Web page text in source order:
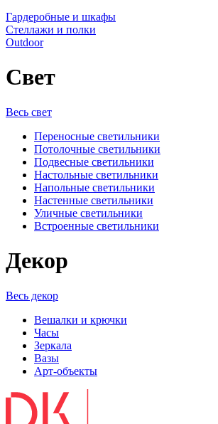
Гардеробные и шкафы
Стеллажи и полки
Outdoor
Свет
Весь свет
Переносные светильники
Потолочные светильники
Подвесные светильники
Настольные светильники
Напольные светильники
Настенные светильники
Уличные светильники
Встроенные светильники
Декор
Весь декор
Вешалки и крючки
Часы
Зеркала
Вазы
Арт-объекты